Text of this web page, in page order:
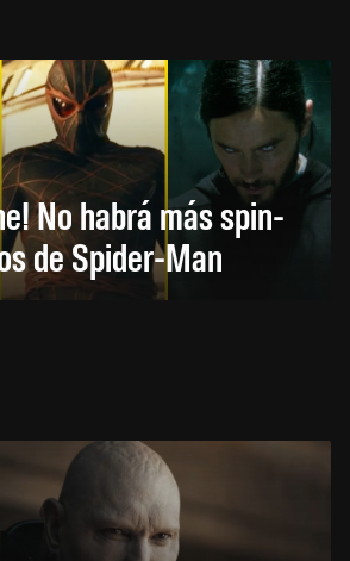
No habrá más spin-
de Spider-Man